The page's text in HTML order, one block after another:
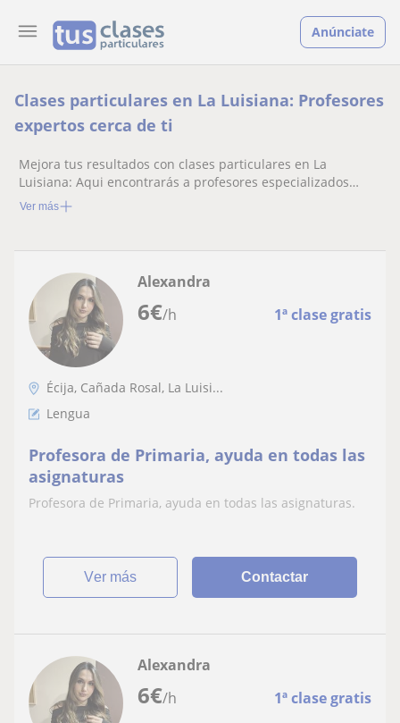
Anúnciate
Clases particulares en La Luisiana: Profesores
expertos cerca de ti
Mejora tus resultados con clases particulares en La
Luisiana: Aqui encontrarás a profesores especializados
listos para ayudarte.
Ver más
6€/h 1ª clase gratis
Alexandra
Écija, Cañada Rosal, La Luisi...
Lengua
Profesora de Primaria, ayuda en todas las
asignaturas
Profesora de Primaria, ayuda en todas las asignaturas.
ver más Contactar
6€/h 1ª clase gratis
Alexandra